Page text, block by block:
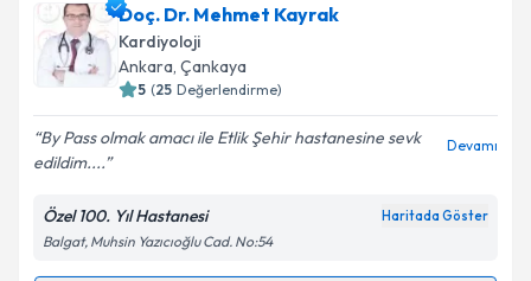
Prof. Dr. Hüseyin Ayhan için randevu takvimi talebi
oluşturun. Size bu uzmandan randevu almanız için bir
takvim hazırlandığında e-posta ile bilgilendireceğiz.
Kişisel verilerimin işlenmesine ilişkin
Aydınlatma
Metni'ni okudum ve kişisel verilerimin belirtilen
kapsamda işlenmesini kabul ediyorum.
Doç. Dr. Mehmet Kayrak
Kardiyoloji
Ankara, Çankaya
5 (25 Değerlendirme)
By Pass olmak amacı ile Etlik Şehir hastanesine sevk
edildim....
Devamı
Özel 100. Yıl Hastanesi Haritada Göster
Balgat, Muhsin Yazıcıoğlu Cad. No:54